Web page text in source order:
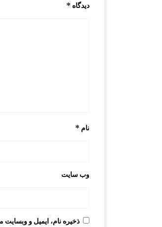
دیدگاه *
نام *
وب‌ سایت
ذخیره نام، ایمیل و